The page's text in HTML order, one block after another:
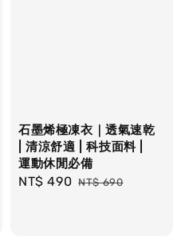
石墨烯極凍衣｜透氣速乾
| 清涼舒適 | 科技面料 |
運動休閒必備
Sale
NT$ 490 Regular
NT$ 690